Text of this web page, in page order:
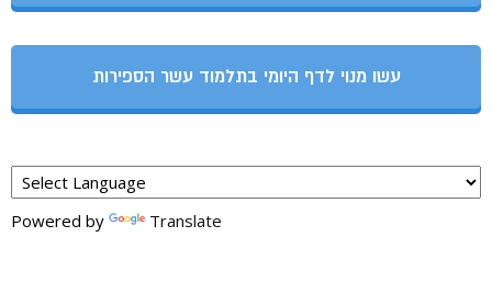
עשו מנוי לדף היומי בתלמוד עשר הספירות
Powered by Translate